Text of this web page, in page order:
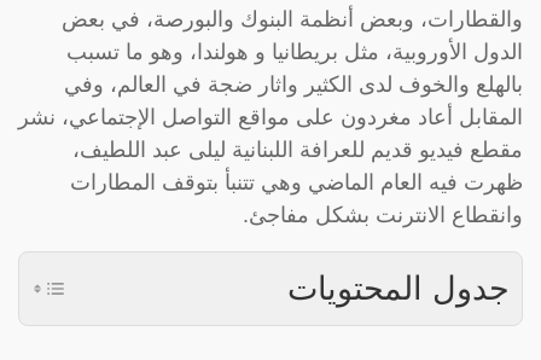
والقطارات، وبعض أنظمة البنوك والبورصة، في بعض
الدول الأوروبية، مثل بريطانيا و هولندا، وهو ما تسبب
بالهلع والخوف لدى الكثير واثار ضجة في العالم، وفي
المقابل أعاد مغردون على مواقع التواصل الإجتماعي، نشر
مقطع فيديو قديم للعرافة اللبنانية ليلى عبد اللطيف،
ظهرت فيه العام الماضي وهي تتنبأ بتوقف المطارات
وانقطاع الانترنت بشكل مفاجئ.
جدول المحتويات